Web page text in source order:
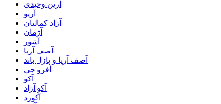
آرین وحیدی
آریو
آزاد کمالیان
آژمان
آشور
آصف آریا
آصف آریا و پازل باند
آفرو جی
آکو
آکو آزاد
آکورد